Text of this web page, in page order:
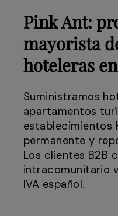
Pink Ant:
mayorista
hoteleras
Suministramos
apartamentos
establecimientos
permanente y
Los clientes B2B
intracomunitario
IVA español.